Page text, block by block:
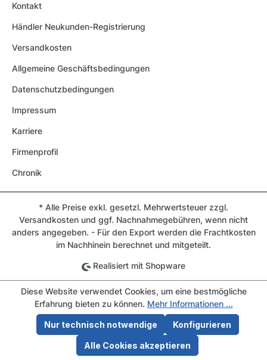
Kontakt
Händler Neukunden-Registrierung
Versandkosten
Allgemeine Geschäftsbedingungen
Datenschutzbedingungen
Impressum
Karriere
Firmenprofil
Chronik
* Alle Preise exkl. gesetzl. Mehrwertsteuer zzgl.
Versandkosten und ggf. Nachnahmegebühren, wenn nicht
anders angegeben. - Für den Export werden die Frachtkosten
im Nachhinein berechnet und mitgeteilt.
Realisiert mit Shopware
Diese Website verwendet Cookies, um eine bestmögliche
Erfahrung bieten zu können. Mehr Informationen ...
Nur technisch notwendige Konfigurieren
Alle Cookies akzeptieren